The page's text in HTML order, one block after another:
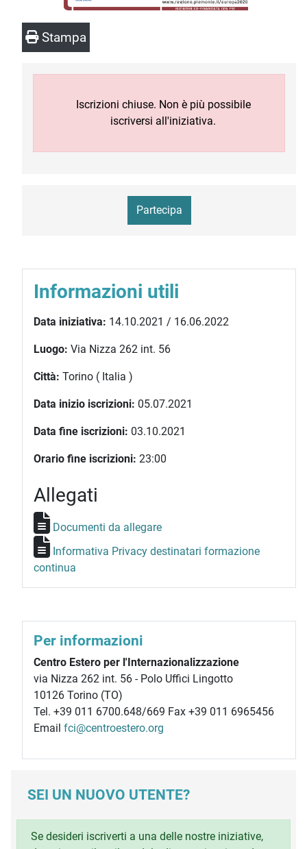
Stampa
Iscrizioni chiuse. Non è più possibile
iscriversi all'iniziativa.
Partecipa
Informazioni utili
Data iniziativa: 14.10.2021 / 16.06.2022
Luogo: Via Nizza 262 int. 56
Città: Torino ( Italia )
Data inizio iscrizioni: 05.07.2021
Data fine iscrizioni: 03.10.2021
Orario fine iscrizioni: 23:00
Allegati
Documenti da allegare
Informativa Privacy destinatari formazione
continua
Per informazioni
Centro Estero per l'Internazionalizzazione
via Nizza 262 int. 56 - Polo Uffici Lingotto
10126 Torino (TO)
Tel. +39 011 6700.648/669 Fax +39 011 6965456
Email fci@centroestero.org
SEI UN NUOVO UTENTE?
Se desideri iscriverti a una delle nostre iniziative,